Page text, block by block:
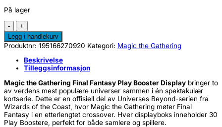
På lager
Magic
the
Gathering
Final
Fantasy
Play
Booster
Display
antall
Legg i handlekurv
Produktnr: 195166270920 Kategori: Magic the Gathering
Beskrivelse
Tilleggsinformasjon
Magic the Gathering Final Fantasy Play Booster Display bringer to
av verdens mest populære universer sammen i én spektakulær
kortserie. Dette er en offisiell del av Universes Beyond-serien fra
Wizards of the Coast, hvor Magic the Gathering møter Final
Fantasy i en etterlengtet crossover. Hver displayboks inneholder 30
Play Boostere, perfekt for både samlere og spillere.